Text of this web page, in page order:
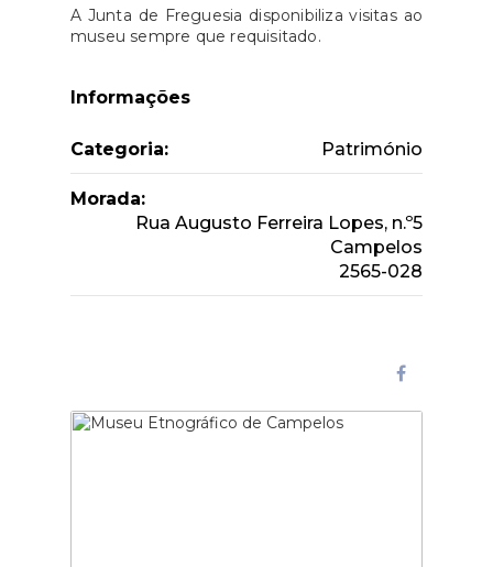
A Junta de Freguesia disponibiliza visitas ao
museu sempre que requisitado.
Informações
Categoria: Património
Morada:
Rua Augusto Ferreira Lopes, n.º5
Campelos
2565-028